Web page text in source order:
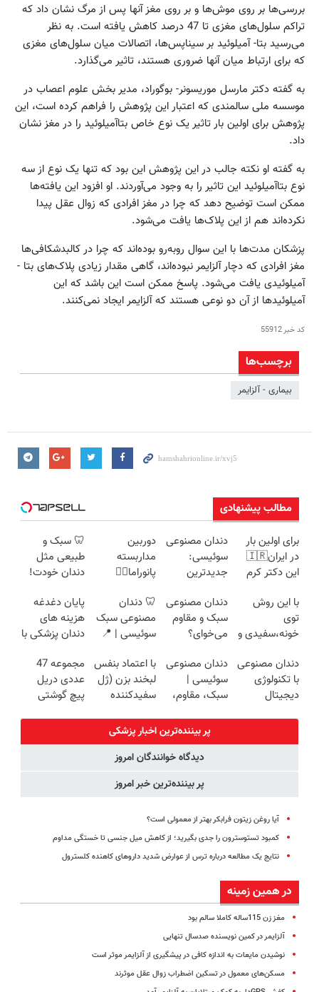
بررسی‌ها بر روی موش‌ها و بر روی مغز آنها پس از مرگ نشان داد که
تراکم سلول‌های مغزی تا 47 درصد کاهش یافته است. به نظر
می‌رسید بتا‌- آمیلوئید بر سیناپس‌ها، اتصالات میان سلول‌های مغزی
که برای ارتباط میان آنها ضروری هستند، تاثیر می‌گذارد.
به گفته دکتر مارسل موریسونر- بوگوراد، مدیر بخش علوم اعصاب در
موسسه ملی سالمندی که اعتبار این پژوهش را فراهم کرده است، این
پژوهش برای اولین بار تاثیر یک نوع خاص بتا‌آمیلوئید را در مغز نشان
داد.
به گفته او نکته جالب در این پژوهش این بود که تنها یک نوع از سه
نوع بتا‌آمیلوئید این تاثیر را به وجود می‌آوردند. او افزود این یافته‌ها
ممکن است توضیح دهد که چرا در مغز افرادی که زوال عقل پیدا
نکرده‌اند هم از این پلاک‌ها یافت می‌شود.
پزشکان مدت‌ها با این سوال روبه‌رو بوده‌اند که چرا در کالبدشکافی‌‌ها
مغز افرادی که دچار آلزایمر نبوده‌اند، گاهی مقدار زیادی پلاک‌های بتا -
آمیلوئیدی یافت می‌شود. پاسخ ممکن است این باشد که این
آمیلوئیدها از آن دو نوعی هستند که آلزایمر ایجاد نمی‌کنند.
کد خبر55912
برچسب‌ها
بیماری - آلزایمر
مطالب پیشنهادی
برای اولین بار
در ایران🇮🇷
این دکتر کرم
روزه ساخت!
دندان مصنوعی
سوئیسی:
جدیدترین
سبک و مقاوم |
پرداخت قسطی
دوربین
مداربسته
پانوراما👈🏻
360°و سازگار با
اندروید و ios
🦷 سبک و
طبیعی مثل
دندان خودت!
پرداخت
اقساطی 💳 📍
تهران
با این روش
توی
خونه،سفیدی و
برگردون
(40%off)
دندان مصنوعی
سبک و مقاوم
می‌خوای؟
اقساطی هم
داریم!😍 | 📍
تهران
🦷 دندان
مصنوعی سبک
سوئیسی | 📍
ویزیت رایگان +
اقساط
پایان دغدغه
هزینه های
دندان پزشکی با
کننده خانگی
دندان مصنوعی
با تکنولوژی
دیجیتال
دندان مصنوعی
سوئیسی |
سبک، مقاوم،
رایگان+پرداخت
اقساطی😍
با اعتماد بنفس
لبخند بزن (ژل
سفیدکننده
مجموعه 47
عددی دریل
پیچ گوشتی
محدود)
پر بیننده‌ترین اخبار پزشکی
دیدگاه خوانندگان امروز
پر بیننده‌ترین خبر امروز
آیا روغن زیتون فرابکر بهتر از معمولی است؟
کمبود تستوسترون را جدی بگیرید؛ از کاهش میل جنسی تا خستگی مداوم
نتایج یک مطالعه درباره ترس از عوارض شدید داروهای کاهنده کلسترول
در همین زمینه
مغز زن 115ساله کاملا سالم بود
آلزایمر در کمین نویسنده صدسال تنهایی
نوشیدن مایعات به اندازه کافی در پیشگیری از آلزایمر موثر است
مسکن‌های معمول در تسکین اضطراب زوال عقل موثرند